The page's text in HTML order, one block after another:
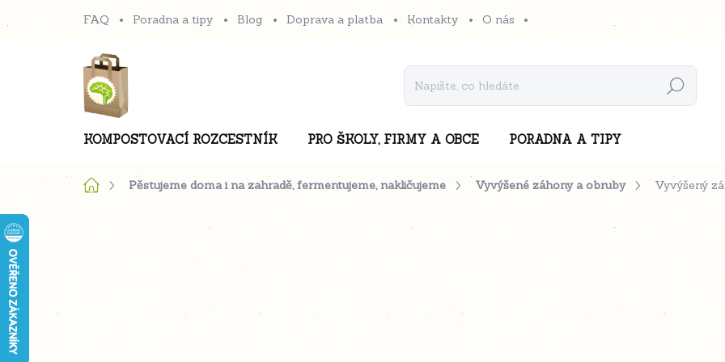
na
FAQ Poradna a tipy Blog Doprava a platba Kontakty O nás
Hledat
KOMPOSTOVACÍ ROZCESTNÍK PRO ŠKOLY, FIRMY A OBCE PORADNA A TIPY
DomůPěstujeme doma i na zahradě, fermentujeme, nakličujeme Vyvýšené záhony a obruby Vyvýšený